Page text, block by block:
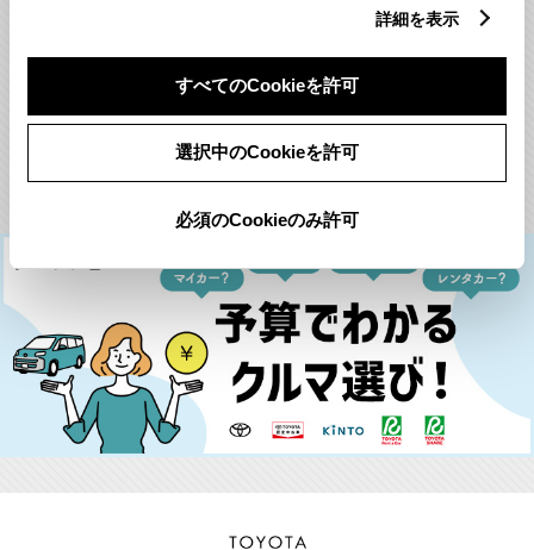
詳細を表示
すべてのCookieを許可
選択中のCookieを許可
必須のCookieのみ許可